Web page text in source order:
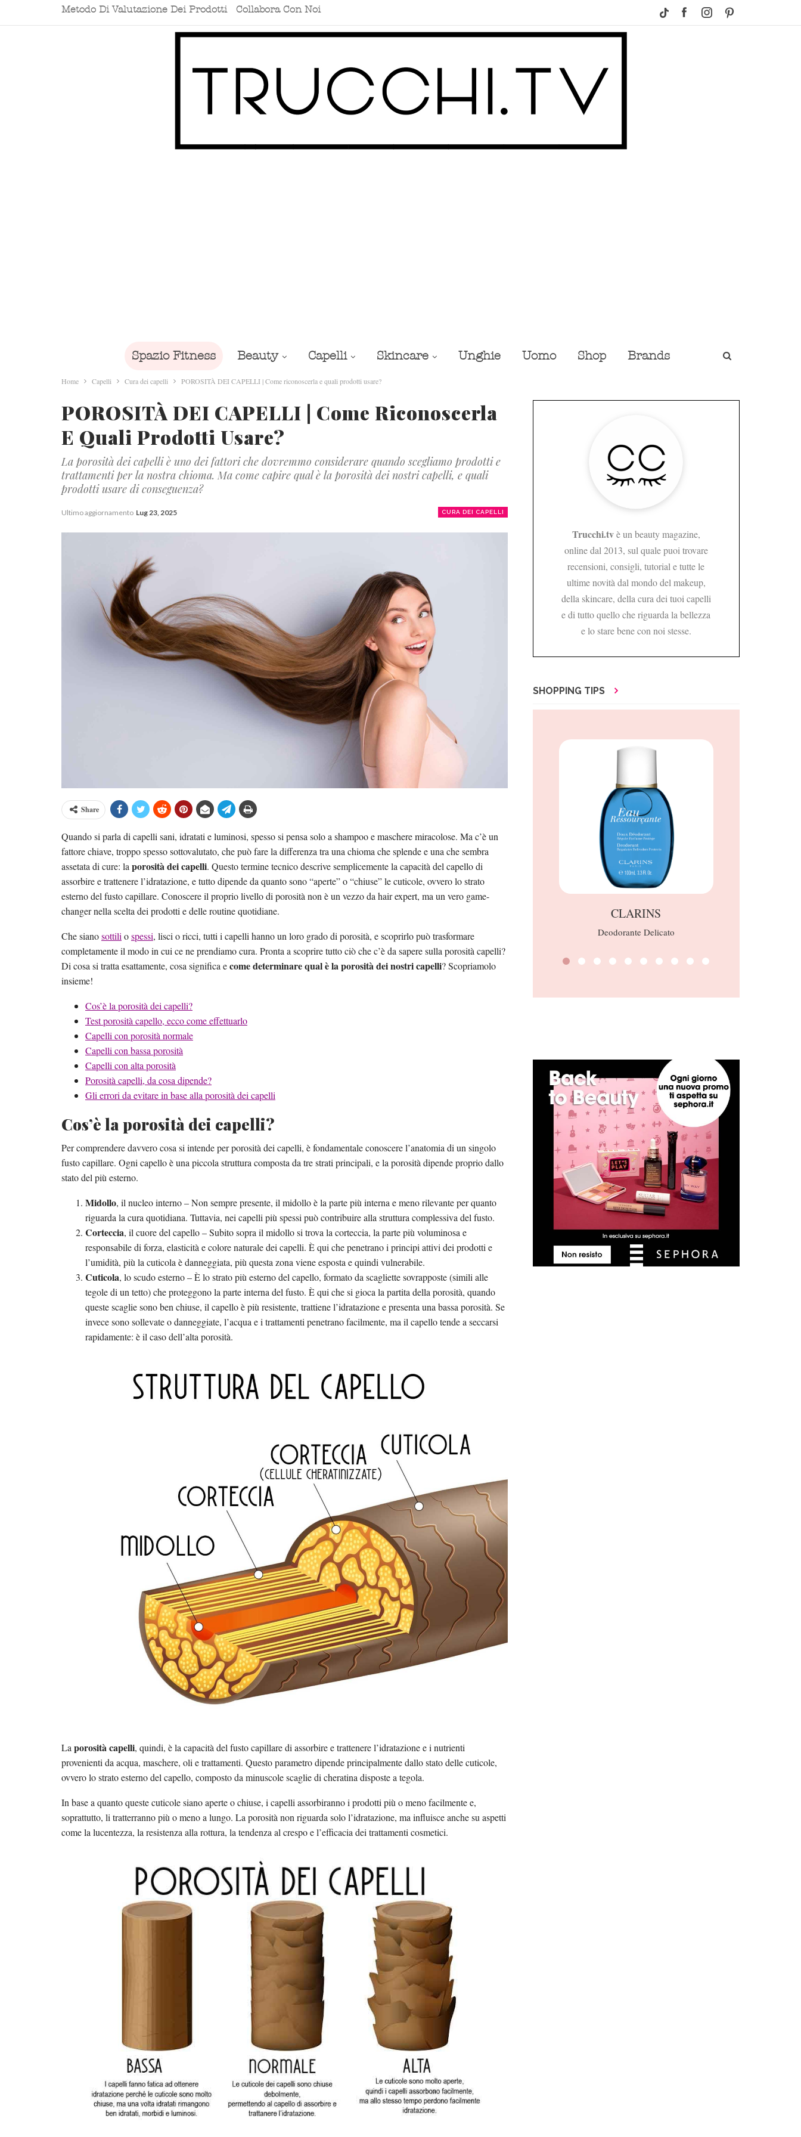
Metodo Di Valutazione Dei Prodotti Collabora Con Noi
Spazio Fitness Beauty Capelli Skincare Unghie Uomo Shop Brands
Home Capelli Cura dei capelli POROSITÀ DEI CAPELLI | Come riconoscerla e quali prodotti usare?
POROSITÀ DEI CAPELLI | Come Riconoscerla
E Quali Prodotti Usare?
La porosità dei capelli è uno dei fattori che dovremmo considerare quando scegliamo prodotti e
trattamenti per la nostra chioma. Ma come capire qual è la porosità dei nostri capelli, e quali
prodotti usare di conseguenza?
CURA DEI CAPELLI
Ultimo aggiornamento Lug 23, 2025
Share
Quando si parla di capelli sani, idratati e luminosi, spesso si pensa solo a shampoo e maschere miracolose. Ma c’è un
fattore chiave, troppo spesso sottovalutato, che può fare la differenza tra una chioma che splende e una che sembra
assetata di cure: la porosità dei capelli. Questo termine tecnico descrive semplicemente la capacità del capello di
assorbire e trattenere l’idratazione, e tutto dipende da quanto sono “aperte” o “chiuse” le cuticole, ovvero lo strato
esterno del fusto capillare. Conoscere il proprio livello di porosità non è un vezzo da hair expert, ma un vero game-
changer nella scelta dei prodotti e delle routine quotidiane.
Che sianosottili ospessi, lisci o ricci, tutti i capelli hanno un loro grado di porosità, e scoprirlo può trasformare
completamente il modo in cui ce ne prendiamo cura. Pronta a scoprire tutto ciò che c’è da sapere sulla porosità capelli?
Di cosa si tratta esattamente, cosa significa ecome determinare qual è la porosità dei nostri capelli? Scopriamolo
insieme!
Cos’è la porosità dei capelli?
Test porosità capello, ecco come effettuarlo
Capelli con porosità normale
Capelli con bassa porosità
Capelli con alta porosità
Porosità capelli, da cosa dipende?
Gli errori da evitare in base alla porosità dei capelli
Cos’è la porosità dei capelli?
Per comprendere davvero cosa si intende per porosità dei capelli, è fondamentale conoscere l’anatomia di un singolo
fusto capillare. Ogni capello è una piccola struttura composta da tre strati principali, e la porosità dipende proprio dallo
stato del più esterno.
Midollo, il nucleo interno – Non sempre presente, il midollo è la parte più interna e meno rilevante per quanto
riguarda la cura quotidiana. Tuttavia, nei capelli più spessi può contribuire alla struttura complessiva del fusto.
Corteccia, il cuore del capello – Subito sopra il midollo si trova la corteccia, la parte più voluminosa e
responsabile di forza, elasticità e colore naturale dei capelli. È qui che penetrano i principi attivi dei prodotti e
l’umidità, più la cuticola è danneggiata, più questa zona viene esposta e quindi vulnerabile.
Cuticola, lo scudo esterno – È lo strato più esterno del capello, formato da scagliette sovrapposte (simili alle
tegole di un tetto) che proteggono la parte interna del fusto. È qui che si gioca la partita della porosità, quando
queste scaglie sono ben chiuse, il capello è più resistente, trattiene l’idratazione e presenta una bassa porosità. Se
invece sono sollevate o danneggiate, l’acqua e i trattamenti penetrano facilmente, ma il capello tende a seccarsi
rapidamente: è il caso dell’alta porosità.
La porosità capelli, quindi, è la capacità del fusto capillare di assorbire e trattenere l’idratazione e i nutrienti
provenienti da acqua, maschere, oli e trattamenti. Questo parametro dipende principalmente dallo stato delle cuticole,
ovvero lo strato esterno del capello, composto da minuscole scaglie di cheratina disposte a tegola.
In base a quanto queste cuticole siano aperte o chiuse, i capelli assorbiranno i prodotti più o meno facilmente e,
soprattutto, li tratterranno più o meno a lungo. La porosità non riguarda solo l’idratazione, ma influisce anche su aspetti
come la lucentezza, la resistenza alla rottura, la tendenza al crespo e l’efficacia dei trattamenti cosmetici.
Trucchi.tvè un beauty magazine,
online dal 2013, sul quale puoi trovare
recensioni, consigli, tutorial e tutte le
ultime novità dal mondo del makeup,
della skincare, della cura dei tuoi capelli
e di tutto quello che riguarda la bellezza
e lo stare bene con noi stesse.
SHOPPING TIPS
CLARINS
Deodorante Delicato